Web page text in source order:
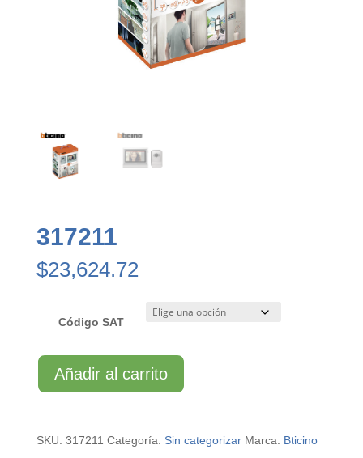
317211
$23,624.72
Código SAT
317211
cantidad
Añadir al carrito
SKU: 317211 Categoría: Sin categorizar Marca: Bticino